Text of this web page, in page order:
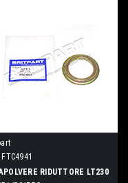
FTC4941
RIDUTTORE LT230